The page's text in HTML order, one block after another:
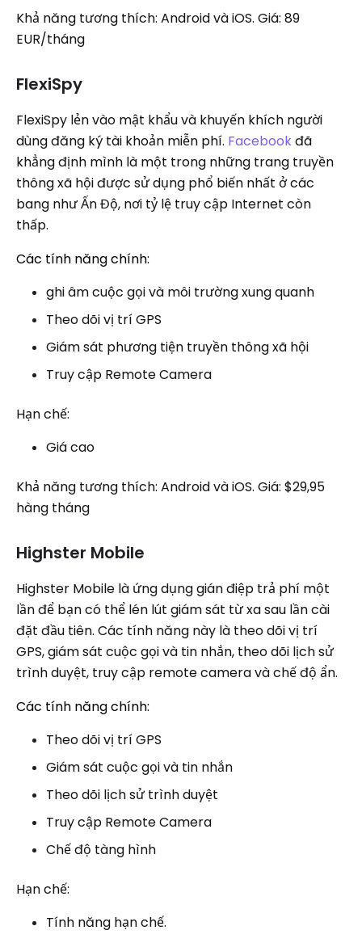
Khả năng tương thích: Android và iOS. Giá: 89
EUR/tháng
FlexiSpy
FlexiSpy lẻn vào mật khẩu và khuyến khích người
dùng đăng ký tài khoản miễn phí. Facebookđã
khẳng định mình là một trong những trang truyền
thông xã hội được sử dụng phổ biến nhất ở các
bang như Ấn Độ, nơi tỷ lệ truy cập Internet còn
thấp.
Các tính năng chính:
ghi âm cuộc gọi và môi trường xung quanh
Theo dõi vị trí GPS
Giám sát phương tiện truyền thông xã hội
Truy cập Remote Camera
Hạn chế:
Giá cao
Khả năng tương thích: Android và iOS. Giá: $29,95
hàng tháng
Highster Mobile
Highster Mobile là ứng dụng gián điệp trả phí một
lần để bạn có thể lén lút giám sát từ xa sau lần cài
đặt đầu tiên. Các tính năng này là theo dõi vị trí
GPS, giám sát cuộc gọi và tin nhắn, theo dõi lịch sử
trình duyệt, truy cập remote camera và chế độ ẩn.
Các tính năng chính:
Theo dõi vị trí GPS
Giám sát cuộc gọi và tin nhắn
Theo dõi lịch sử trình duyệt
Truy cập Remote Camera
Chế độ tàng hình
Hạn chế:
Tính năng hạn chế.